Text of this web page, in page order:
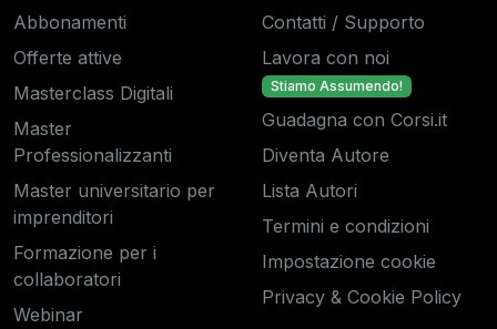
Abbonamenti
Offerte attive
Masterclass Digitali
Master
Professionalizzanti
Master universitario per
imprenditori
Formazione per i
collaboratori
Webinar
Contatti / Supporto
Lavora con noi
Stiamo Assumendo!
Guadagna con Corsi.it
Diventa Autore
Lista Autori
Termini e condizioni
Impostazione cookie
Privacy & Cookie Policy